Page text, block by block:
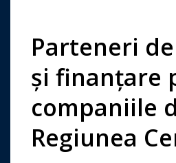
Parteneri
și finanțare
companiile
Regiunea